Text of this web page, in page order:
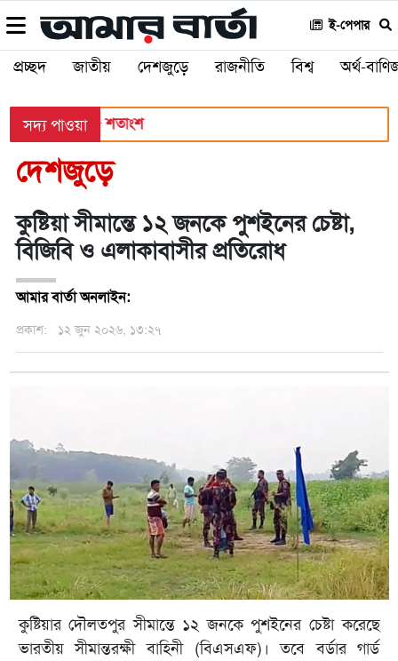
ই-পেপার
প্রচ্ছদ জাতীয় দেশজুড়ে রাজনীতি বিশ্ব অর্থ-
সদ্য পাওয়া
হার ৬২.২৫ শতাংশ
দেশজুড়ে
কুষ্টিয়া সীমান্তে ১২ জনকে পুশইনের চেষ্টা,
বিজিবি ও এলাকাবাসীর প্রতিরোধ
আমার বার্তা অনলাইন:
প্রকাশ: ১২ জুন ২০২৬, ১৩:২৭
কুষ্টিয়ার দৌলতপুর সীমান্তে ১২ জনকে পুশইনের চেষ্টা করেছে
ভারতীয় সীমান্তরক্ষী বাহিনী (বিএসএফ)। তবে বর্ডার গার্ড